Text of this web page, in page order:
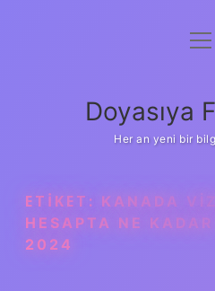
Yasal
Doyasıya
Her an yeni bir
ETIKET: KANADA
HESAPTA NE
2024